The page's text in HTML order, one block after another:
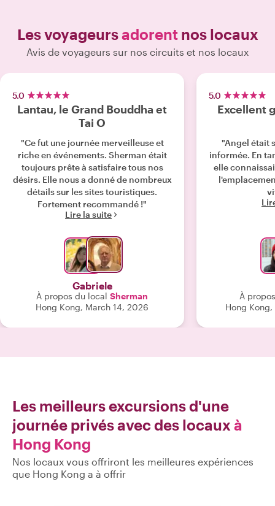
Les voyageursadorentnos locaux
Avis de voyageurs sur nos circuits et nos locaux
5.0
Lantau, le Grand Bouddha et
Tai O
"Ce fut une journée merveilleuse et
riche en événements. Sherman était
toujours prête à satisfaire tous nos
désirs. Elle nous a donné de nombreux
détails sur les sites touristiques.
Fortement recommandé !"
Lire la suite
Gabriele
À propos du local Sherman
Hong Kong, March 14, 2026
5.0
Excellent
"Angel était
informée. En
elle
À
Hong
Les meilleurs excursions d'une
journée privés avec des locaux à
Hong Kong
Nos locaux vous offriront les meilleures expériences
que Hong Kong a à offrir